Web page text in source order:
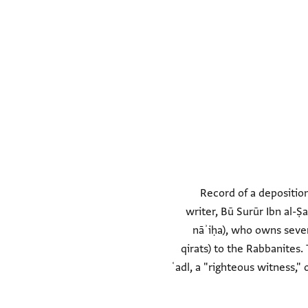
(II) Record of a
writer, Bū Surūr Ibn al-
nāʾiḥa), who owns
qirats) to the
ʿadl, a "righteous